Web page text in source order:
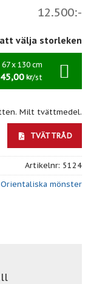
12.500:-
välja storleken
x 130 cm
kr/st
Milt tvättmedel.
TVÄTTRÅD
Artikelnr: 5124
mönster